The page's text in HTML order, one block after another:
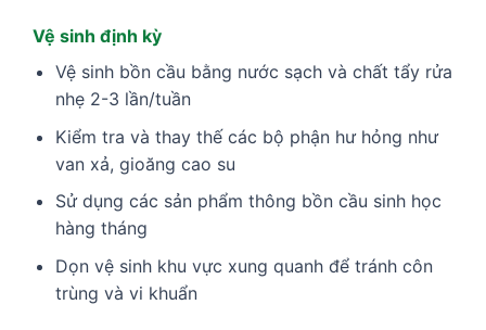
Vệ sinh định kỳ
Vệ sinh bồn cầu bằng nước sạch và chất tẩy rửa
nhẹ 2-3 lần/tuần
Kiểm tra và thay thế các bộ phận hư hỏng như
van xả, gioăng cao su
Sử dụng các sản phẩm thông bồn cầu sinh học
hàng tháng
Dọn vệ sinh khu vực xung quanh để tránh côn
trùng và vi khuẩn